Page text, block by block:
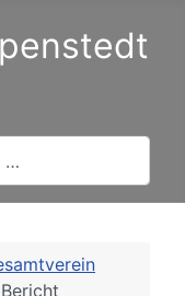
Bericht